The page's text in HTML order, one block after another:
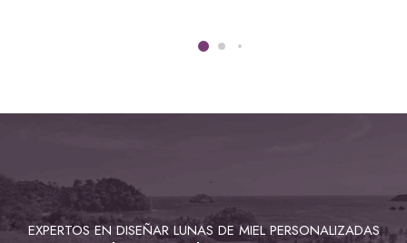
EXPERTOS EN DISEÑAR LUNAS DE MIEL PERSONALIZADAS